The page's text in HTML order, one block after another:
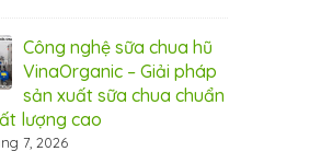
Công nghệ sữa chua hũ
VinaOrganic – Giải pháp
sản xuất sữa chua chuẩn
lượng cao
7, 2026